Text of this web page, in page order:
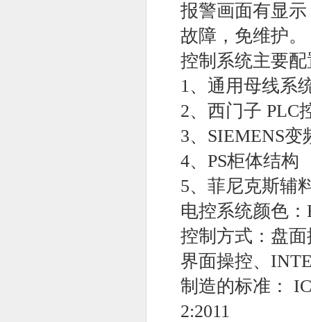
报警画面有显
故障，免维护。
控制系统主要
1、通用母线系
2、西门子 PLC
3、SIEMENS
4、PS柜体结构
5、菲尼克斯辅
电控系统颜色：
控制方式：盘
界面操控、
制造的标准：
2:2011